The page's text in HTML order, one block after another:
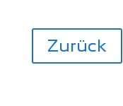
Zurück